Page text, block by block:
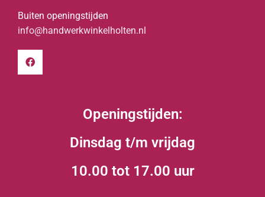
Buiten openingstijden
info@handwerkwinkelholten.nl
Openingstijden:
Dinsdag t/m vrijdag
10.00 tot 17.00 uur